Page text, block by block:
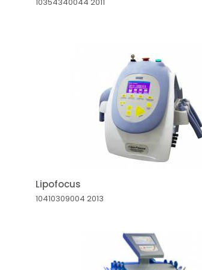
Lipofocus
10410309004 2013